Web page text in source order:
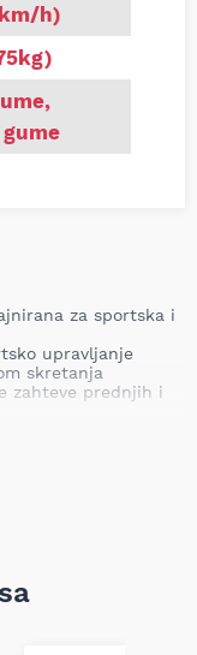
h)
,
za sportska i
upravljanje
skretanja
zahteve prednjih i
i suvim putevima